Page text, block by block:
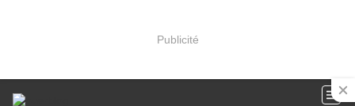
Publicité